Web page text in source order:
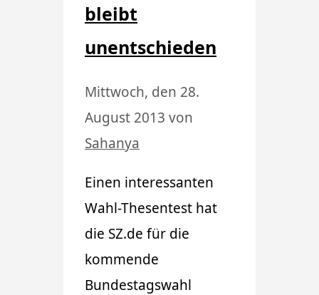
bleibt
unentschieden
Mittwoch, den 28.
August 2013 von
Sahanya
Einen interessanten
Wahl-Thesentest hat
die SZ.de für die
kommende
Bundestagswahl